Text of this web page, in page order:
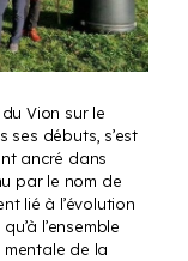
Vion sur le
ses débuts, s’est
ancré dans
par le nom de
lié à l’évolution
l’ensemble
de la